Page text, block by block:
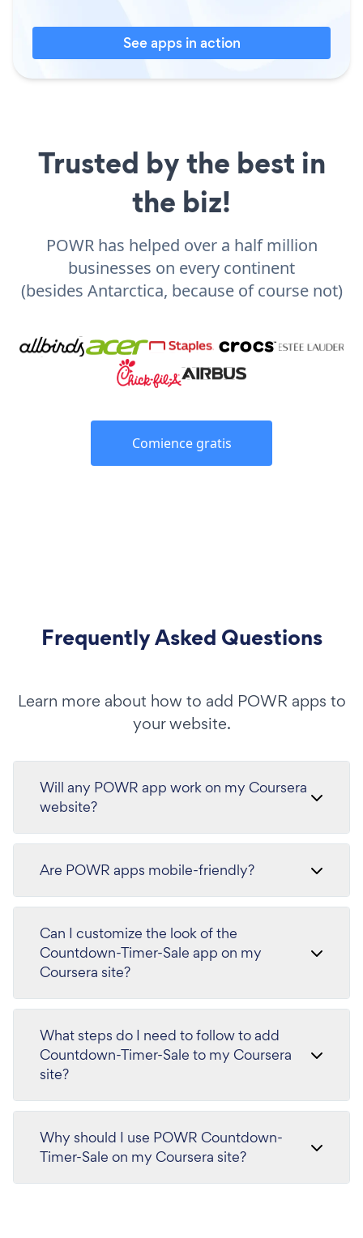
See apps in action
Trusted by the best in
the biz!
POWR has helped over a half million
businesses on every continent
(besides Antarctica, because of course not)
Comience gratis
Frequently Asked Questions
Learn more about how to add POWR apps to
your website.
Will any POWR app work on my Coursera
website?
Are POWR apps mobile-friendly?
Can I customize the look of the
Countdown-Timer-Sale app on my
Coursera site?
What steps do I need to follow to add
Countdown-Timer-Sale to my Coursera
site?
Why should I use POWR Countdown-
Timer-Sale on my Coursera site?